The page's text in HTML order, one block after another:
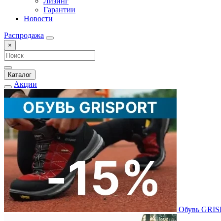
Гарантии
Новости
Распродажа
×
Каталог
Акции
Обувь